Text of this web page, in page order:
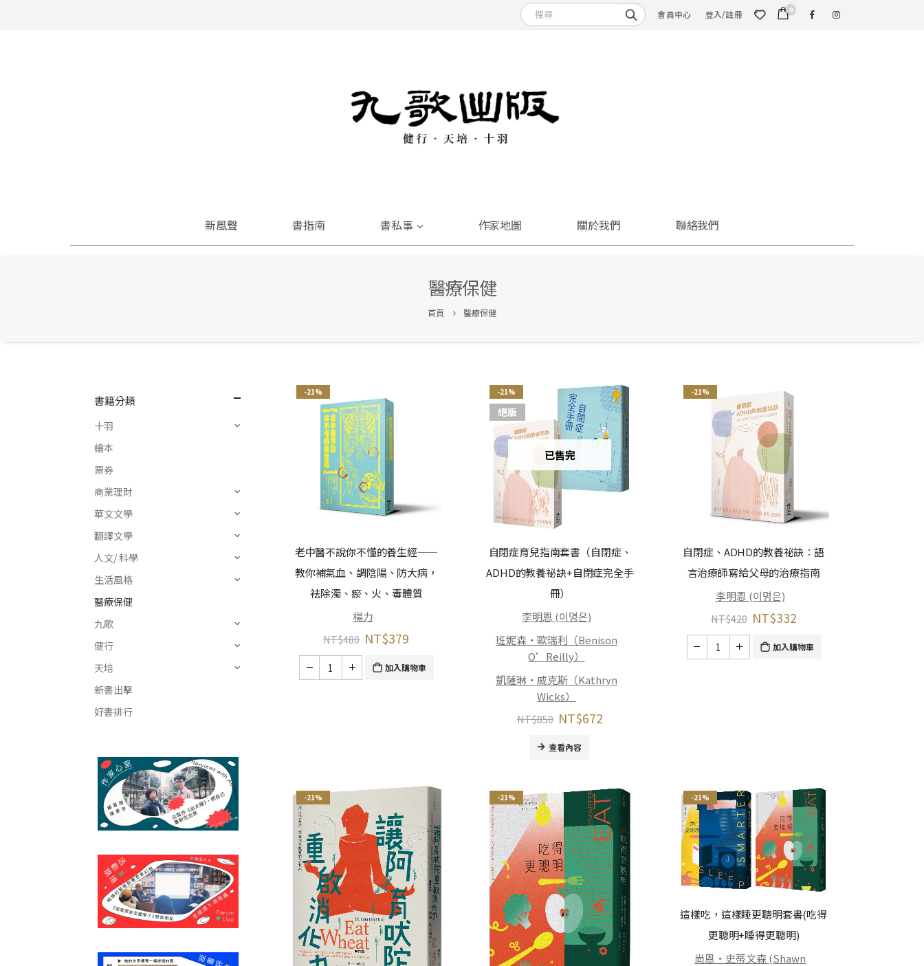
會員中心 登入/註冊 0
新風聲 書指南 書私事 作家地圖 關於我們 聯絡我們
醫療保健
首頁 醫療保健
-21%
老中醫不說你不懂的養生經——
教你補氣血、調陰陽、防大病，
祛除濁、瘀、火、毒體質
楊力
NT$480 NT$379
加入購物車
-21%
已售完
絕版
自閉症育兒指南套書（自閉症、
ADHD的教養祕訣+自閉症完全手
冊）
李明恩 (이명은)
班妮森・歐瑞利（Benison
O’Reilly）
凱薩琳・威克斯（Kathryn
Wicks）
NT$850 NT$672
查看內容
-21%
自閉症、ADHD的教養祕訣︰語
言治療師寫給父母的治療指南
李明恩 (이명은)
NT$420 NT$332
加入購物車
-21% -21% -21%
這樣吃，這樣睡更聰明套書(吃得
更聰明+睡得更聰明)
尚恩・史蒂文森 (Shawn
書籍分類
十羽
繪本
票券
商業理財
華文文學
翻譯文學
人文/ 科學
生活風格
醫療保健
九歌
健行
天培
新書出擊
好書排行